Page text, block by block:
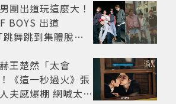
團出道玩這麼大！
BOYS 出道
跳舞跳到集體脫
紅
王楚然「太會
《這一秒過火》張
夫感爆棚 網喊太有